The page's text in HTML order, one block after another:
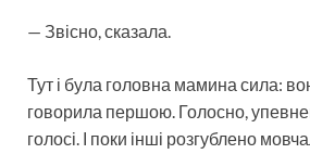
— Звісно, сказала.
Тут і була головна мамина сила:
говорила першою. Голосно,
голосі. І поки інші розгублено